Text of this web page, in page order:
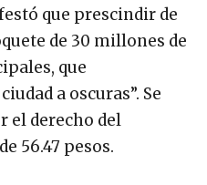
que prescindir de
de 30 millones de
que
a oscuras”. Se
el derecho del
56.47 pesos.